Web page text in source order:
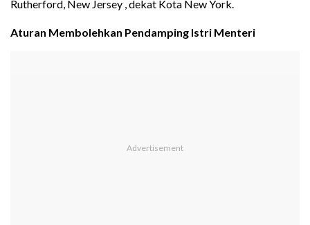
Rutherford, New Jersey , dekat Kota New York.
Aturan Membolehkan Pendamping Istri Menteri